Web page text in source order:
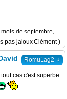
de septembre,
pas jaloux Clément )
RomuLag2 ↓
cas c'est superbe.